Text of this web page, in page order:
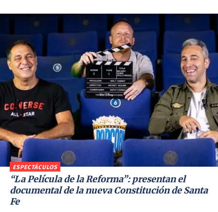
ESPECTÁCULOS
“La Película de la Reforma”: presentan el
documental de la nueva Constitución de Santa
Fe